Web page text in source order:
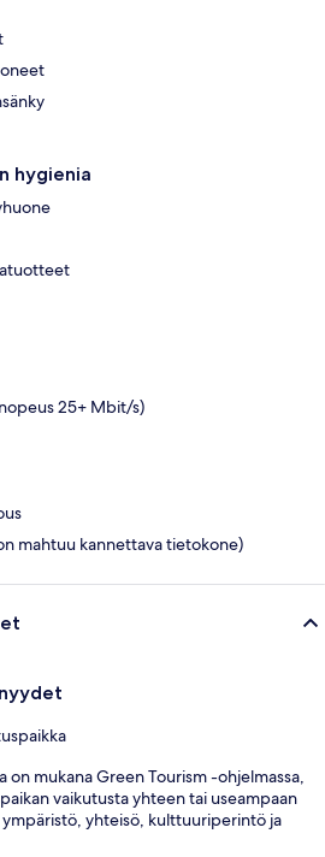
hygienia
25+ Mbit/s)
mahtuu kannettava tietokone)
on mukana Green Tourism -ohjelmassa,
vaikutusta yhteen tai useampaan
ympäristö, yhteisö, kulttuuriperintö ja